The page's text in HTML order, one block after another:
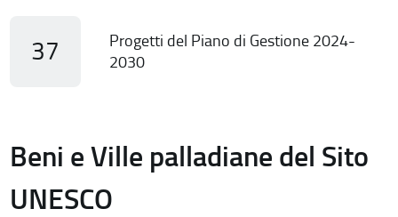
37
Progetti del Piano di Gestione 2024-
2030
Beni e Ville palladiane del Sito
UNESCO